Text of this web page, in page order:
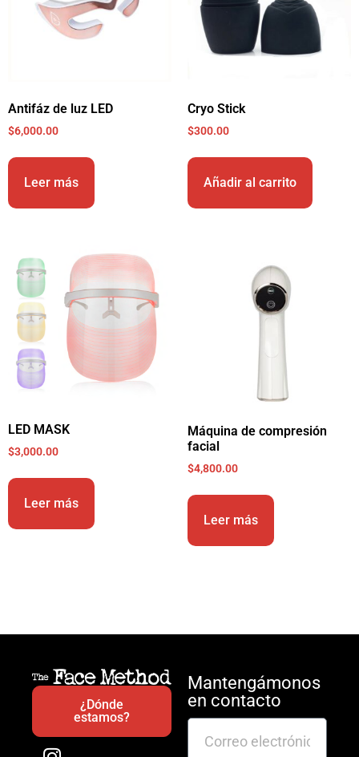
Antifáz de luz LED
$6,000.00
Leer más
Cryo Stick
$300.00
Añadir al carrito
LED MASK
$3,000.00
Leer más
Máquina de compresión
facial
$4,800.00
Leer más
¿Dónde
estamos?
Mantengámonos
en contacto